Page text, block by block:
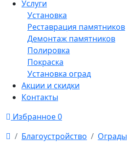
Услуги
Установка
Реставрация памятников
Демонтаж памятников
Полировка
Покраска
Установка оград
Акции и скидки
Контакты
Избранное0
Благоустройство
Ограды